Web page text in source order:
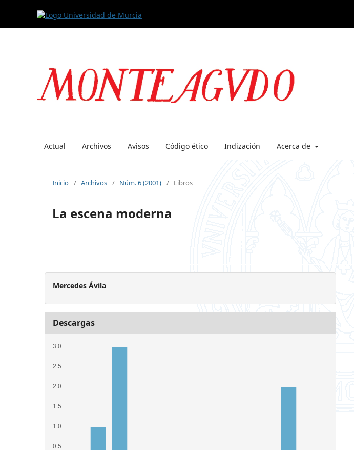
Actual Archivos Avisos Código ético Indización Acerca de
Inicio / Archivos / Núm. 6 (2001) / Libros
La escena moderna
Mercedes Ávila
Descargas